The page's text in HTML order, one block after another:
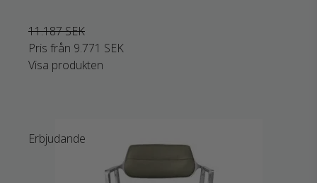
11.187 SEK
Pris från 9.771 SEK
Visa produkten
Erbjudande